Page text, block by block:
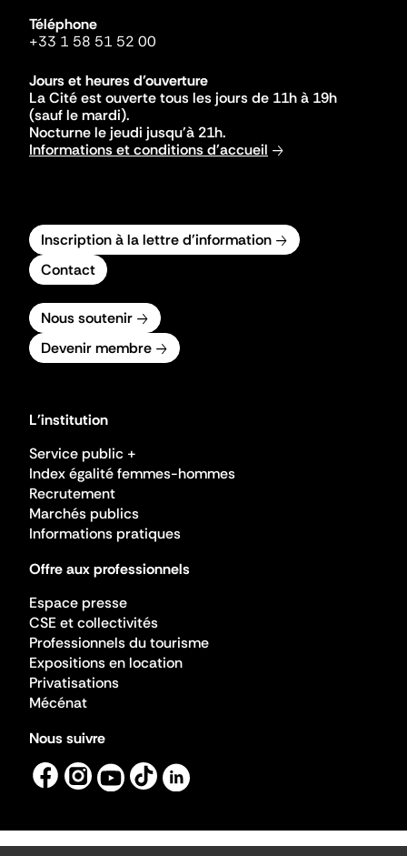
Téléphone
+33 1 58 51 52 00
Jours et heures d'ouverture
La Cité est ouverte tous les jours de 11h à 19h
(sauf le mardi).
Nocturne le jeudi jusqu'à 21h.
Informations et conditions d'accueil
Inscription à la lettre d'information
Contact
Nous soutenir
Devenir membre
L'institution
Service public +
Index égalité femmes-hommes
Recrutement
Marchés publics
Informations pratiques
Offre aux professionnels
Espace presse
CSE et collectivités
Professionnels du tourisme
Expositions en location
Privatisations
Mécénat
Nous suivre